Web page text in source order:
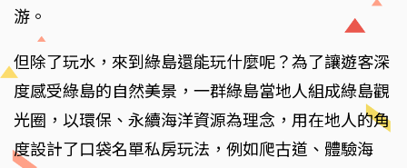
游。
但除了玩水，來到綠島還能玩什麼呢？為了讓遊客深
度感受綠島的自然美景，一群綠島當地人組成綠島觀
光圈，以環保、永續海洋資源為理念，用在地人的角
度設計了口袋名單私房玩法，例如爬古道、體驗海